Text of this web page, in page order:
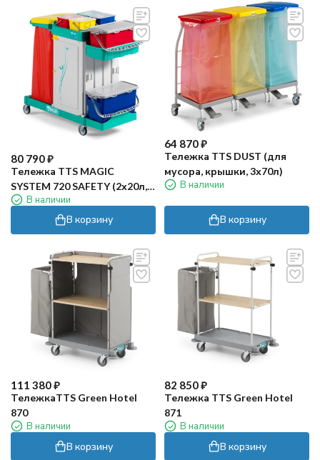
80 790₽
Тележка TTS MAGIC
SYSTEM 720 SAFETY (2х20л,
4х4л, без отжима)
В наличии
В корзину
64 870₽
Тележка TTS DUST (для
мусора, крышки, 3х70л)
В наличии
В корзину
111 380₽
ТележкаTTS Green Hotel
870
В наличии
В корзину
82 850₽
Тележка TTS Green Hotel
871
В наличии
В корзину